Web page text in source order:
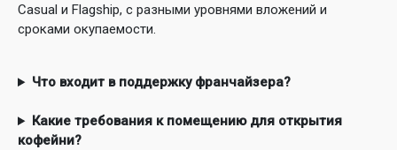
Casual и Flagship, с разными уровнями вложений и
сроками окупаемости.
Что входит в поддержку франчайзера?
Какие требования к помещению для открытия
кофейни?